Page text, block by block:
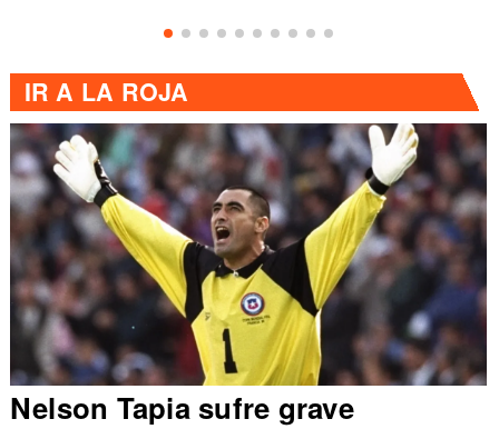
IR A LA ROJA
Nelson Tapia sufre grave